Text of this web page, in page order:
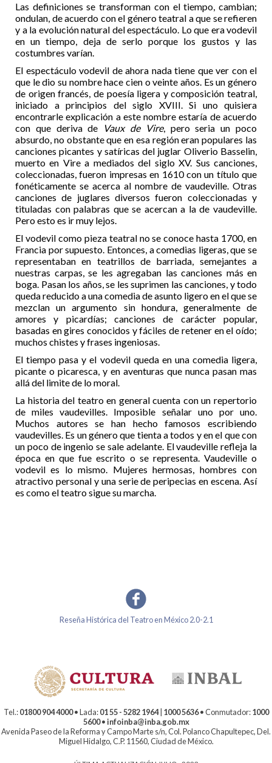
Las definiciones se transforman con el tiempo, cambian;
ondulan, de acuerdo con el género teatral a que se refieren
y a la evolución natural del espectáculo. Lo que era vodevil
en un tiempo, deja de serlo porque los gustos y las
costumbres varían.
El espectáculo vodevil de ahora nada tiene que ver con el
que le dio su nombre hace cien o veinte años. Es un género
de origen francés, de poesía ligera y composición teatral,
iniciado a principios del siglo XVIII. Si uno quisiera
encontrarle explicación a este nombre estaría de acuerdo
con que deriva de
Vaux de Vire, pero seria un poco
absurdo, no obstante que en esa región eran populares las
canciones picantes y satíricas del juglar Oliverio Basselin,
muerto en Vire a mediados del siglo XV. Sus canciones,
coleccionadas, fueron impresas en 1610 con un título que
fonéticamente se acerca al nombre de vaudeville. Otras
canciones de juglares diversos fueron coleccionadas y
tituladas con palabras que se acercan a la de vaudeville.
Pero esto es ir muy lejos.
El vodevil como pieza teatral no se conoce hasta 1700, en
Francia por supuesto. Entonces, a comedias ligeras, que se
representaban en teatrillos de barriada, semejantes a
nuestras carpas, se les agregaban las canciones más en
boga. Pasan los años, se les suprimen las canciones, y todo
queda reducido a una comedia de asunto ligero en el que se
mezclan un argumento sin hondura, generalmente de
amores y picardías; canciones de carácter popular,
basadas en gires conocidos y fáciles de retener en el oído;
muchos chistes y frases ingeniosas.
El tiempo pasa y el vodevil queda en una comedia ligera,
picante o picaresca, y en aventuras que nunca pasan mas
allá del limite de lo moral.
La historia del teatro en general cuenta con un repertorio
de miles vaudevilles. Imposible señalar uno por uno.
Muchos autores se han hecho famosos escribiendo
vaudevilles. Es un género que tienta a todos y en el que con
un poco de ingenio se sale adelante. El vaudeville refleja la
época en que fue escrito o se representa. Vaudeville o
vodevil es lo mismo. Mujeres hermosas, hombres con
atractivo personal y una serie de peripecias en escena. Así
es como el teatro sigue su marcha.
Reseña Histórica del Teatro en México 2.0-2.1
Tel.:01800 904 4000• Lada:01 55 - 5282 1964| 1000 5636• Conmutador:1000
5600•infoinba@inba.gob.mx
Avenida Paseo de la Reforma y Campo Marte s/n, Col. Polanco Chapultepec, Del.
Miguel Hidalgo, C.P. 11560, Ciudad de México.